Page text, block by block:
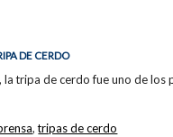
DE CERDO
la tripa de cerdo fue uno de
,tripas de cerdo